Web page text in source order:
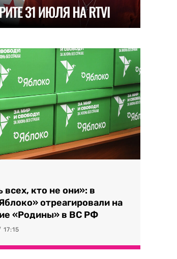
всех, кто не они»: в
отреагировали на
«Родины» в ВС РФ